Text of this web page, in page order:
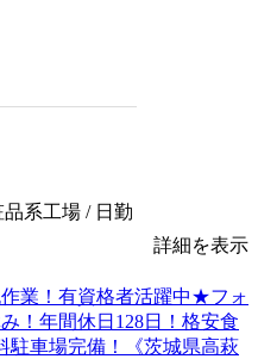
系工場 / 日勤
詳細を表示